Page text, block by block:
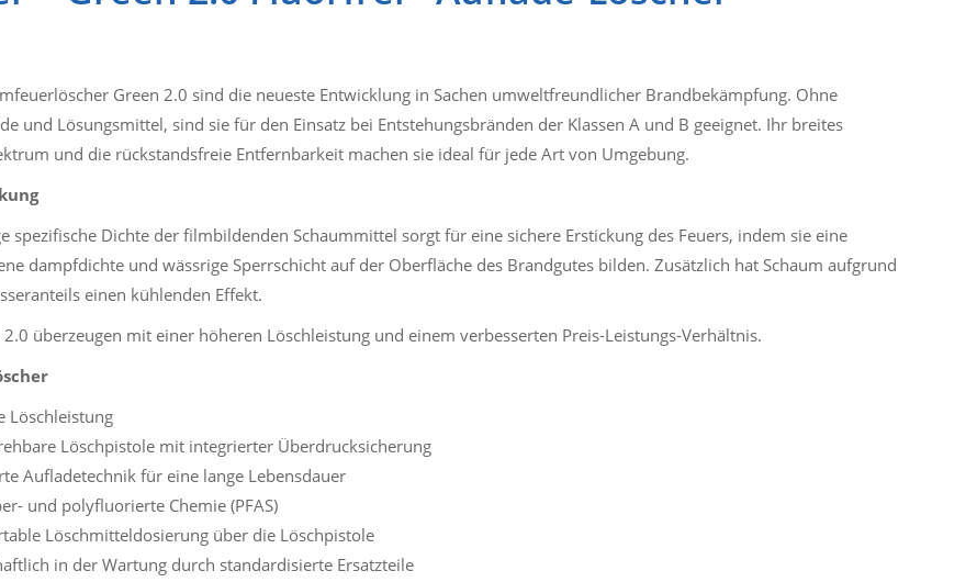
Green 2.0 sind die neueste Entwicklung in Sachen umweltfreundlicher Brandbekämpfung. Ohne
und Lösungsmittel, sind sie für den Einsatz bei Entstehungsbränden der Klassen A und B geeignet. Ihr breites
und die rückstandsfreie Entfernbarkeit machen sie ideal für jede Art von Umgebung.
spezifische Dichte der filmbildenden Schaummittel sorgt für eine sichere Erstickung des Feuers, indem sie eine
dampfdichte und wässrige Sperrschicht auf der Oberfläche des Brandgutes bilden. Zusätzlich hat Schaum aufgrund
einen kühlenden Effekt.
2.0 überzeugen mit einer höheren Löschleistung und einem verbesserten Preis-Leistungs-Verhältnis.
Löschleistung
Löschpistole mit integrierter Überdrucksicherung
Aufladetechnik für eine lange Lebensdauer
und polyfluorierte Chemie (PFAS)
Löschmitteldosierung über die Löschpistole
in der Wartung durch standardisierte Ersatzteile